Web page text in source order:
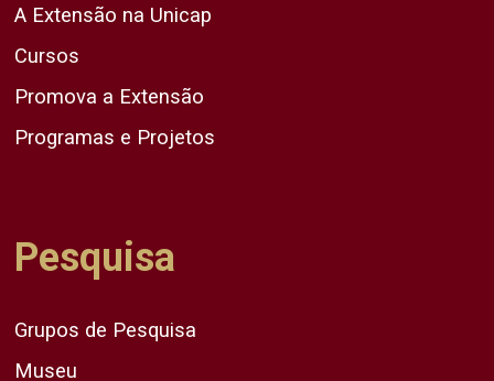
A Extensão na Unicap
Cursos
Promova a Extensão
Programas e Projetos
Pesquisa
Grupos de Pesquisa
Museu